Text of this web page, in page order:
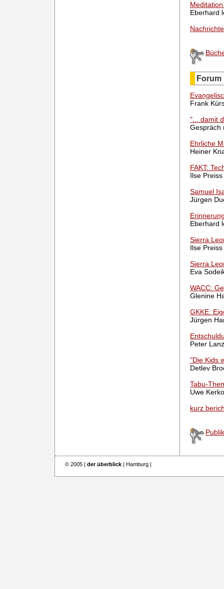
Eberhard
Forum
Frank
"... damit
Gespräch
Ehrliche
Heiner
FAKT:
Ilse Preiss
Samuel
Jürgen
Eberhard
Sierra
Ilse Preiss
Sierra
Eva
WACC:
Glenine
GKKE:
Jürgen
Peter
"Die Kids
Detlev
Tabu-
Uwe
kurz
© 2005 | der überblick | Hamburg |